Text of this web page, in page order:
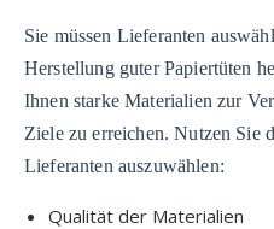
Sie müssen Lieferanten
Herstellung guter Papiertüten
Ihnen starke Materialien zur
Ziele zu erreichen. Nutzen Sie
Lieferanten auszuwählen:
Qualität der Materialien